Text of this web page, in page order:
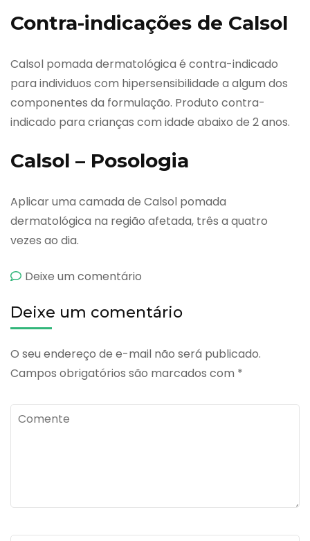
Contra-indicações de Calsol
Calsol pomada dermatológica é contra-indicado
para individuos com hipersensibilidade a algum dos
componentes da formulação. Produto contra-
indicado para crianças com idade abaixo de 2 anos.
Calsol – Posologia
Aplicar uma camada de Calsol pomada
dermatológica na região afetada, três a quatro
vezes ao dia.
Deixe um comentário
Deixe um comentário
O seu endereço de e-mail não será publicado.
Campos obrigatórios são marcados com *
Comente